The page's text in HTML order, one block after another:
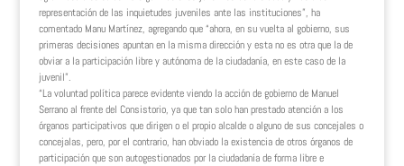
representación de las inquietudes juveniles ante las instituciones”, ha
comentado Manu Martínez, agregando que “ahora, en su vuelta al gobierno, sus
primeras decisiones apuntan en la misma dirección y esta no es otra que la de
obviar a la participación libre y autónoma de la ciudadanía, en este caso de la
juvenil”.
“La voluntad política parece evidente viendo la acción de gobierno de Manuel
Serrano al frente del Consistorio, ya que tan solo han prestado atención a los
órganos participativos que dirigen o el propio alcalde o alguno de sus concejales o
concejalas, pero, por el contrario, han obviado la existencia de otros órganos de
participación que son autogestionados por la ciudadanía de forma libre e